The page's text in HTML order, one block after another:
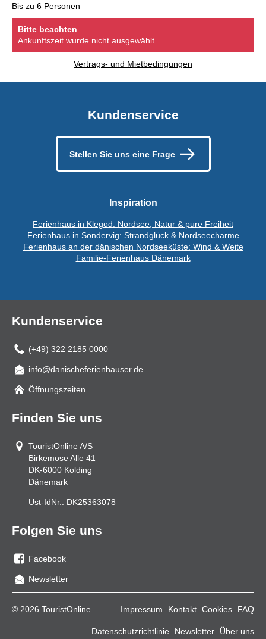
Bis zu 6 Personen
Bitte beachten
Ankunftszeit wurde nicht ausgewählt.
Vertrags- und Mietbedingungen
Kundenservice
Stellen Sie uns eine Frage
Inspiration
Ferienhaus in Klegod: Nordsee, Natur & pure Freiheit
Ferienhaus in Söndervig: Strandglück & Nordseecharme
Ferienhaus an der dänischen Nordseeküste: Wind & Weite
Familie-Ferienhaus Dänemark
Kundenservice
(+49) 322 2185 0000
Mail
info@danischeferienhauser.de
Öffnungszeiten
Finden Sie uns
TouristOnline A/S
Birkemose Alle 41
DK-6000 Kolding
Dänemark
Ust-IdNr.: DK25363078
Folgen Sie uns
Sie
uns
Facebook
Newsletter
© 2026 TouristOnline Impressum Kontakt Cookies FAQ
Datenschutzrichtlinie Newsletter Über uns